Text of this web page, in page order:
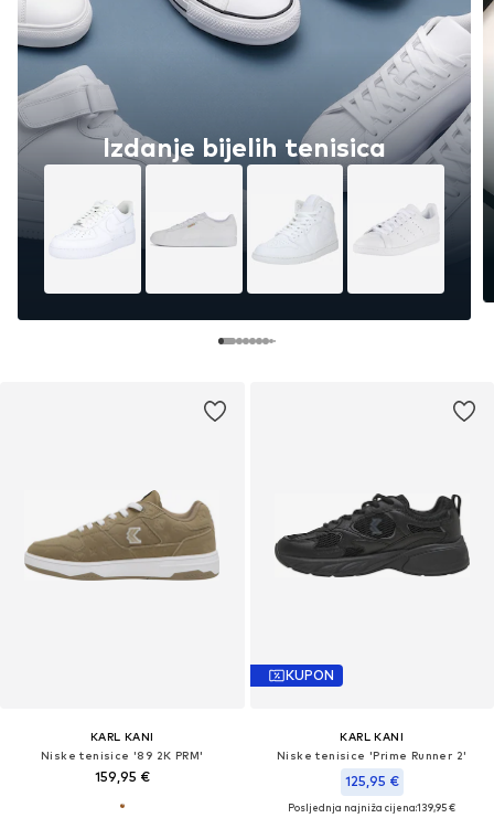
Izdanje bijelih tenisica
KARL KANI
Niske tenisice '89 2K PRM'
159,95 €
KUPON
KARL KANI
Niske tenisice 'Prime Runner 2'
125,95 €
Posljednja najniža cijena:139,95 €